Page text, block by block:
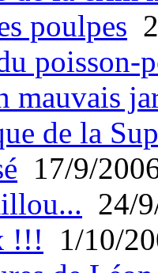
poulpes
poisson-
mauvais
de la
17/9/
24/
!!! 1/10/